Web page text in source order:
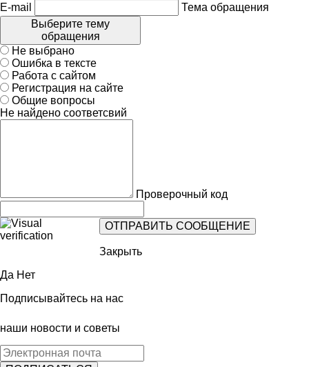
E-mail
Тема обращения
Выберите тему
обращения
Не выбрано
Ошибка в тексте
Работа с сайтом
Регистрация на сайте
Общие вопросы
Не найдено соответсвий
Проверочный код
Закрыть
Да Нет
Подписывайтесь на нас
наши новости и советы